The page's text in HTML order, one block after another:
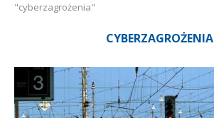
"cyberzagrożenia"
CYBERZAGROŻENIA